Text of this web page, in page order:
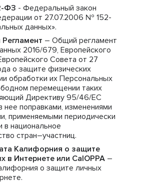
ФЗ - Федеральный закон
от 27.07.2006 № 152-
данных».
Регламент – Общий регламент
2016/679, Европейского
Совета от 27
о защите физических
обработки их Персональных
перемещении таких
Директиву 95/46/ЕС
нее поправками, изменениями
применяемыми периодически
национальное
стран–участниц.
Калифорния о защите
в Интернете или CalOPPA –
о защите личных